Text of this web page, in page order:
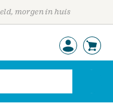
morgen in huis